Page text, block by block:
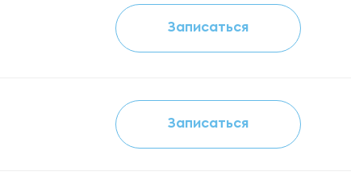
Записаться
Записаться